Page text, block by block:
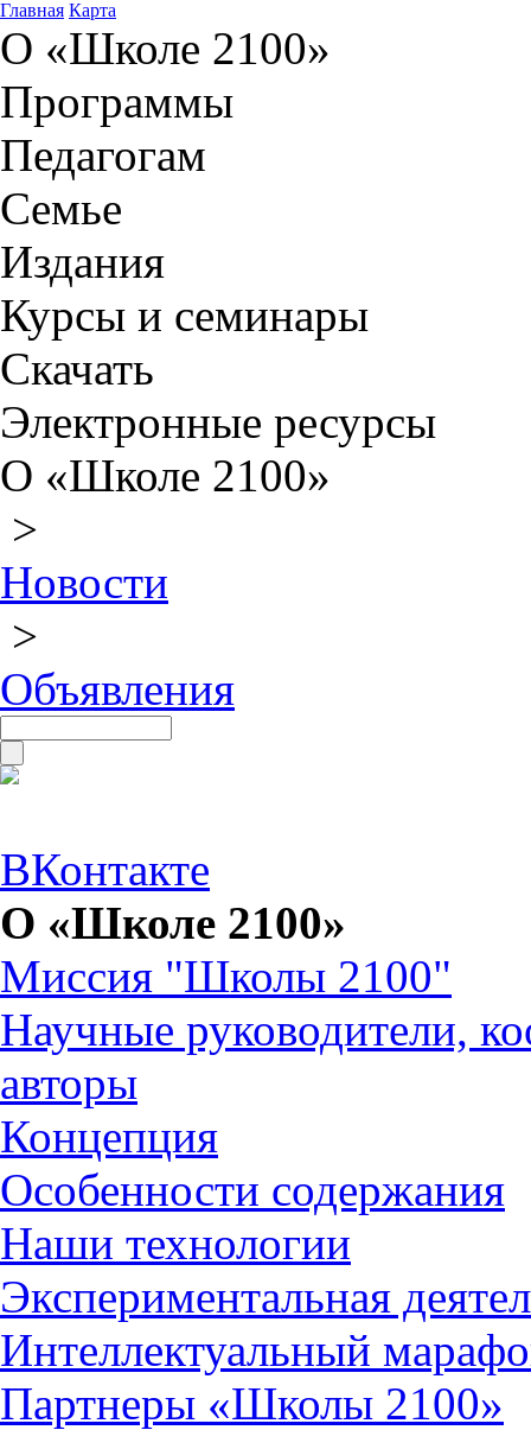
Главная Карта
О «Школе 2100»
Программы
Педагогам
Семье
Издания
Курсы и семинары
Скачать
Электронные ресурсы
О «Школе 2100»
>
Новости
>
Объявления
ВКонтакте
О «Школе 2100»
Миссия "Школы 2100"
Научные руководители,
авторы
Концепция
Особенности содержания
Наши технологии
Экспериментальная
Интеллектуальный
Партнеры «Школы 2100»